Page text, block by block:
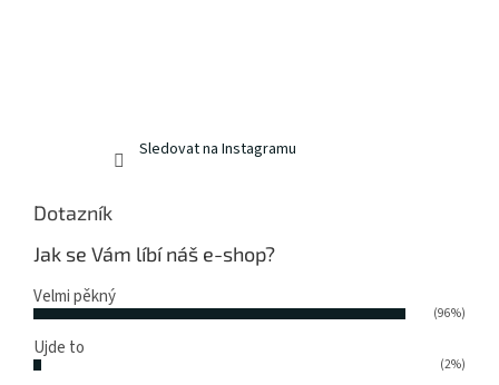
Sledovat na Instagramu
Dotazník
Jak se Vám líbí náš e-shop?
Velmi pěkný
(96%)
Ujde to
(2%)